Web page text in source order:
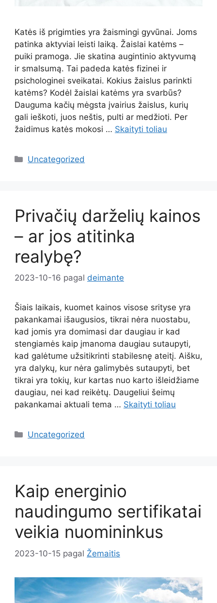
Katės iš prigimties yra žaismingi gyvūnai. Joms
patinka aktyviai leisti laiką. Žaislai katėms –
puiki pramoga. Jie skatina augintinio aktyvumą
ir smalsumą. Tai padeda katės fizinei ir
psichologinei sveikatai. Kokius žaislus parinkti
katėms? Kodėl žaislai katėms yra svarbūs?
Dauguma kačių mėgsta įvairius žaislus, kurių
gali ieškoti, juos neštis, pulti ar medžioti. Per
žaidimus katės mokosi … Skaityti toliau
Kategorijos
Uncategorized
Privačių darželių kainos
– ar jos atitinka
realybę?
2023-10-16 pagal deimante
Šiais laikais, kuomet kainos visose srityse yra
pakankamai išaugusios, tikrai nėra nuostabu,
kad jomis yra domimasi dar daugiau ir kad
stengiamės kaip įmanoma daugiau sutaupyti,
kad galėtume užsitikrinti stabilesnę ateitį. Aišku,
yra dalykų, kur nėra galimybės sutaupyti, bet
tikrai yra tokių, kur kartas nuo karto išleidžiame
daugiau, nei kad reikėtų. Daugeliui šeimų
pakankamai aktuali tema … Skaityti toliau
Kategorijos
Uncategorized
Kaip energinio
naudingumo sertifikatai
veikia nuomininkus
2023-10-15 pagal Žemaitis